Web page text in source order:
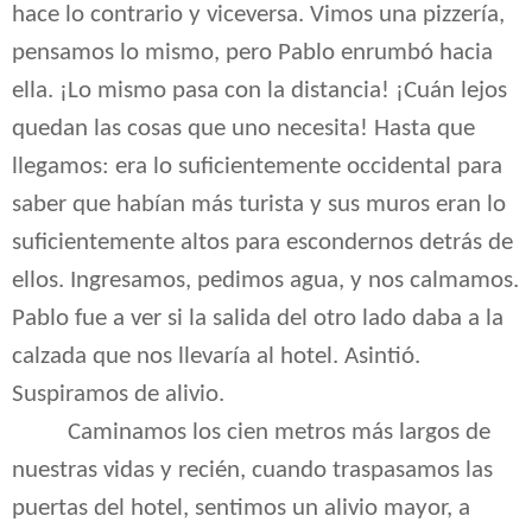
hace lo contrario y viceversa. Vimos una pizzería,
pensamos lo mismo, pero Pablo enrumbó hacia
ella. ¡Lo mismo pasa con la distancia! ¡Cuán lejos
quedan las cosas que uno necesita! Hasta que
llegamos: era lo suficientemente occidental para
saber que habían más turista y sus muros eran lo
suficientemente altos para escondernos detrás de
ellos. Ingresamos, pedimos agua, y nos calmamos.
Pablo fue a ver si la salida del otro lado daba a la
calzada que nos llevaría al hotel. Asintió.
Suspiramos de alivio.
Caminamos los cien metros más largos de
nuestras vidas y recién, cuando traspasamos las
puertas del hotel, sentimos un alivio mayor, a